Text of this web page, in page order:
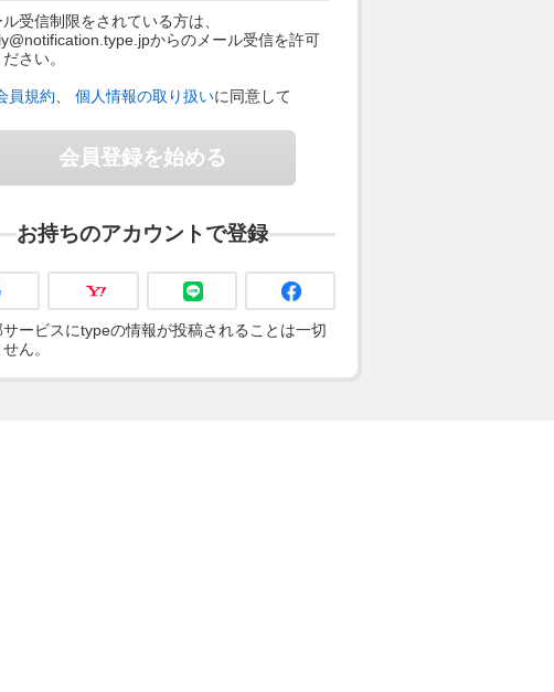
受信制限をされている方は、
からのメール受信を許可
さい。
員規約 個人情報の取り扱いに同意して
会員登録を始める
お持ちのアカウントで登録
ービスにtypeの情報が投稿されることは一切
ん。